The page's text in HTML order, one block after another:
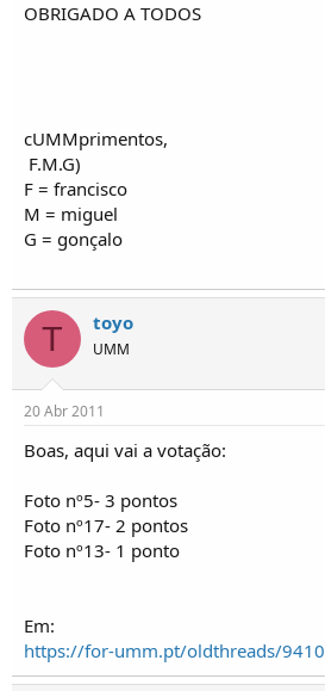
OBRIGADO A TODOS
cUMMprimentos,
F.M.G)
F = francisco
M = miguel
G = gonçalo
T toyo
UMM
20 Abr 2011
Boas, aqui vai a votação:
Foto nº5- 3 pontos
Foto nº17- 2 pontos
Foto nº13- 1 ponto
Em:
https://for-umm.pt/oldthreads/9410